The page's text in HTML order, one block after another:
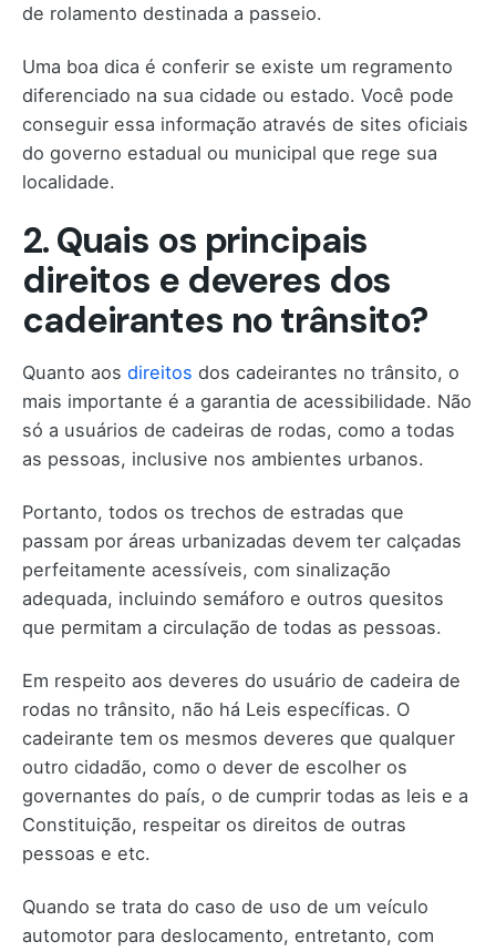
de rolamento destinada a passeio.
Uma boa dica é conferir se existe um regramento
diferenciado na sua cidade ou estado. Você pode
conseguir essa informação através de sites oficiais
do governo estadual ou municipal que rege sua
localidade.
2. Quais os principais
direitos e deveres dos
cadeirantes no trânsito?
Quanto aos direitos dos cadeirantes no trânsito, o
mais importante é a garantia de acessibilidade. Não
só a usuários de cadeiras de rodas, como a todas
as pessoas, inclusive nos ambientes urbanos.
Portanto, todos os trechos de estradas que
passam por áreas urbanizadas devem ter calçadas
perfeitamente acessíveis, com sinalização
adequada, incluindo semáforo e outros quesitos
que permitam a circulação de todas as pessoas.
Em respeito aos deveres do usuário de cadeira de
rodas no trânsito, não há Leis específicas. O
cadeirante tem os mesmos deveres que qualquer
outro cidadão, como o dever de escolher os
governantes do país, o de cumprir todas as leis e a
Constituição, respeitar os direitos de outras
pessoas e etc.
Quando se trata do caso de uso de um veículo
automotor para deslocamento, entretanto, com